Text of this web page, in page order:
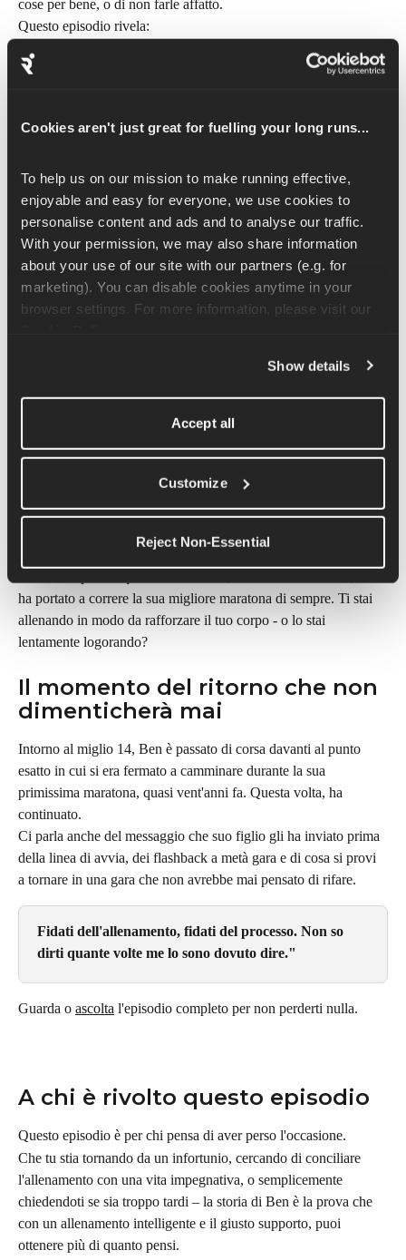
Cookies aren't just great for fuelling your long runs...
To help us on our mission to make running effective,
enjoyable and easy for everyone, we use cookies to
personalise content and ads and to analyse our traffic.
With your permission, we may also share information
about your use of our site with our partners (e.g. for
marketing). You can disable cookies anytime in your
Show details
Accept all
Customize
Reject Non-Essential
cose per bene, o di non farle affatto.
Questo episodio rivela:
, non l'intensità, è stata la base di tutta la
vecchio approccio della "corsa veloce e sperare per il
Perché continuava a chiedere al suo allenatore se stava
facendo abbastanza
– e cosa questo ci dice su come si
allena la maggior parte dei runner
La differenza tra l'allenamento per le prestazioni e
l'allenamento per durare
Ascolta l'episodio per scoprire come ha messo tutto insieme.
significa rallentare
Uno dei temi più forti di questa conversazione è la longevità –
80 anni e a cosa vorrai essere ancora in grado di fare.
Ben parla del cambiamento che avviene quando dici stop
all'allenamento per l'ego e fai avvia all'allenamento per il lungo
ha portato a correre la sua migliore maratona di sempre. Ti stai
allenando in modo da rafforzare il tuo corpo - o lo stai
lentamente logorando?
Il momento del ritorno che non
dimenticherà mai
Intorno al miglio 14, Ben è passato di corsa davanti al punto
esatto in cui si era fermato a camminare durante la sua
primissima maratona, quasi vent'anni fa. Questa volta, ha
continuato.
Ci parla anche del messaggio che suo figlio gli ha inviato prima
della linea di avvia, dei flashback a metà gara e di cosa si provi
a tornare in una gara che non avrebbe mai pensato di rifare.
Fidati dell'allenamento, fidati del processo. Non so
dirti quante volte me lo sono dovuto dire."
Guarda o ascolta l'episodio completo per non perderti nulla.
A chi è rivolto questo episodio
Questo episodio è per chi pensa di aver perso l'occasione.
Che tu stia tornando da un infortunio, cercando di conciliare
l'allenamento con una vita impegnativa, o semplicemente
chiedendoti se sia troppo tardi – la storia di Ben è la prova che
con un allenamento intelligente e il giusto supporto, puoi
ottenere più di quanto pensi.